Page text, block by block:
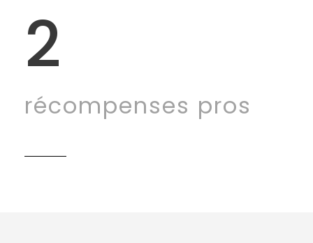
2
récompenses pros